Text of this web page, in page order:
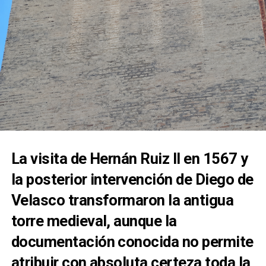
La visita de Hernán Ruiz II en 1567 y
la posterior intervención de Diego de
Velasco transformaron la antigua
torre medieval, aunque la
documentación conocida no permite